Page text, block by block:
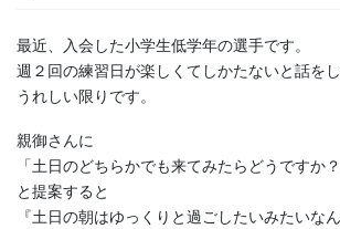
最近、入会した小学生低学年の選手です。
週２回の練習日が楽しくてしかたないと話をし
うれしい限りです。
親御さんに
「土日のどちらかでも来てみたらどうですか？
と提案すると
『土日の朝はゆっくりと過ごしたいみたいなん